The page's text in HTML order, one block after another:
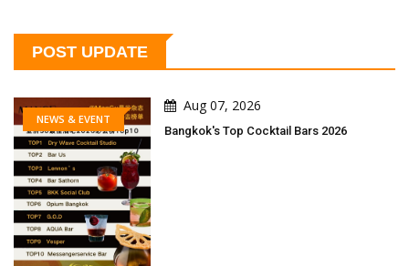
POST UPDATE
NEWS & EVENT
Aug 07, 2026
Bangkok's Top Cocktail Bars 2026